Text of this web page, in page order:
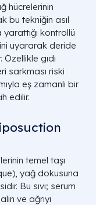
hücrelerinin
bu tekniğin asıl
kontrollü
uyararak deride
gıdı
sarkması riski
eş zamanlı bir
edilir.
temel taşı
yağ dokusuna
Bu sıvı; serum
ve ağrıyı